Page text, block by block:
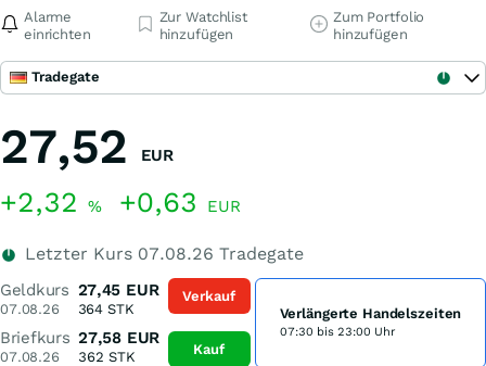
Alarme
einrichten
Zur Watchlist
hinzufügen
Zum Portfolio
hinzufügen
Tradegate
27,52 EUR
+2,32 % +0,63 EUR
Letzter Kurs 07.08.26 Tradegate
Geldkurs
07.08.26
27,45 EUR
364 STK
Briefkurs
07.08.26
27,58 EUR
362 STK
Verkauf
Kauf
Verlängerte Handelszeiten
07:30 bis 23:00 Uhr